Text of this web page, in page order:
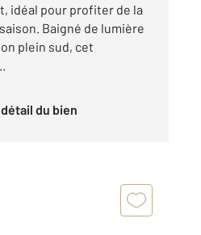
idéal pour profiter de la
Baigné de lumière
plein sud, cet
détail du bien